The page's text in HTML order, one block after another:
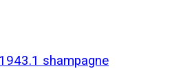
shampagne